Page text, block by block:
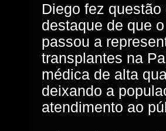
Diego fez
destaque de que
passou a
transplantes na
médica de alta
deixando a
atendimento ao